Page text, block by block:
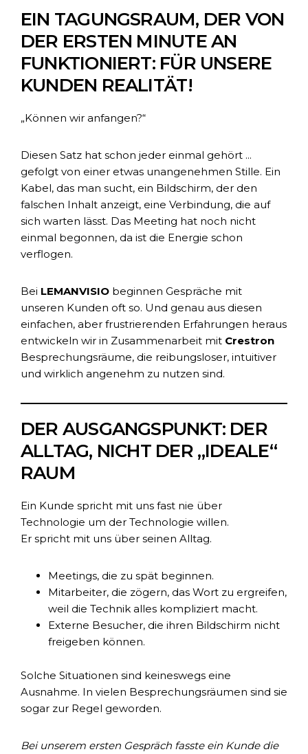
EIN TAGUNGSRAUM, DER VON
DER ERSTEN MINUTE AN
FUNKTIONIERT: FÜR UNSERE
KUNDEN REALITÄT!
„Können wir anfangen?“
Diesen Satz hat schon jeder einmal gehört ...
gefolgt von einer etwas unangenehmen Stille. Ein
Kabel, das man sucht, ein Bildschirm, der den
falschen Inhalt anzeigt, eine Verbindung, die auf
sich warten lässt. Das Meeting hat noch nicht
einmal begonnen, da ist die Energie schon
verflogen.
Bei LEMANVISIO beginnen Gespräche mit
unseren Kunden oft so. Und genau aus diesen
einfachen, aber frustrierenden Erfahrungen heraus
entwickeln wir in Zusammenarbeit mit Crestron
Besprechungsräume, die reibungsloser, intuitiver
und wirklich angenehm zu nutzen sind.
DER AUSGANGSPUNKT: DER
ALLTAG, NICHT DER „IDEALE“
RAUM
Ein Kunde spricht mit uns fast nie über
Technologie um der Technologie willen.
Er spricht mit uns über seinen Alltag.
Meetings, die zu spät beginnen.
Mitarbeiter, die zögern, das Wort zu ergreifen,
weil die Technik alles kompliziert macht.
Externe Besucher, die ihren Bildschirm nicht
freigeben können.
Solche Situationen sind keineswegs eine
Ausnahme. In vielen Besprechungsräumen sind sie
sogar zur Regel geworden.
Bei unserem ersten Gespräch fasste ein Kunde die